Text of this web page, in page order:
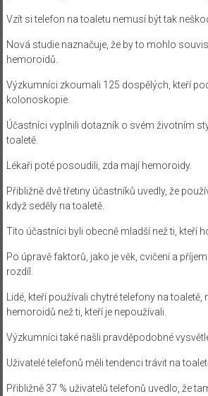
Vzít si telefon na toaletu nemusí být tak
Nová studie naznačuje, že by to mohlo
hemoroidů.
Výzkumníci zkoumali 125 dospělých, kteří
kolonoskopie.
Účastníci vyplnili dotazník o svém životním
toaletě.
Lékaři poté posoudili, zda mají hemoroidy.
Přibližně dvě třetiny účastníků uvedly, že
když seděly na toaletě.
Tito účastníci byli obecně mladší než ti, kteří
Po úpravě faktorů, jako je věk, cvičení a
rozdíl.
Lidé, kteří používali chytré telefony na toaletě,
hemoroidů než ti, kteří je nepoužívali.
Výzkumníci také našli pravděpodobné
Uživatelé telefonů měli tendenci trávit na
Přibližně 37 % uživatelů telefonů uvedlo, že